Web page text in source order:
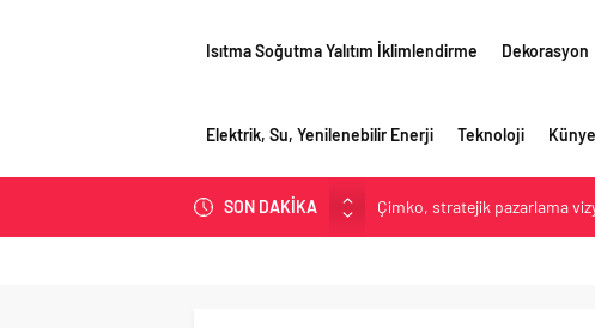
Isıtma Soğutma Yalıtım İklimlendirme Dekorasyon
Elektrik, Su, Yenilenebilir Enerji Teknoloji Künye
SON DAKİKA
Çimko, stratejik pazarlama
Birleşik Arap Emirlikleri’nin ilk